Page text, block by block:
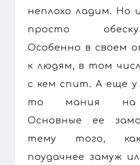
неплохо ладим. Но
просто
Особенно в своем
к людям, в том
с кем спит. А еще у
то мания на
Основные ее
тему того,
поудачнее замуж